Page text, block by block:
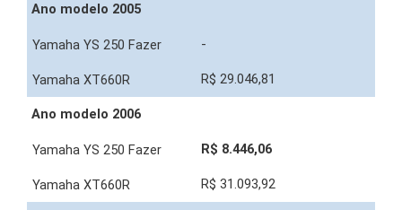
Ano modelo 2005
-
R$ 29.046,81
Ano modelo 2006
R$ 8.446,06
R$ 31.093,92